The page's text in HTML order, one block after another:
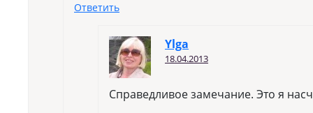
Ответить
Ylga
18.04.2013
Справедливое замечание. Это я